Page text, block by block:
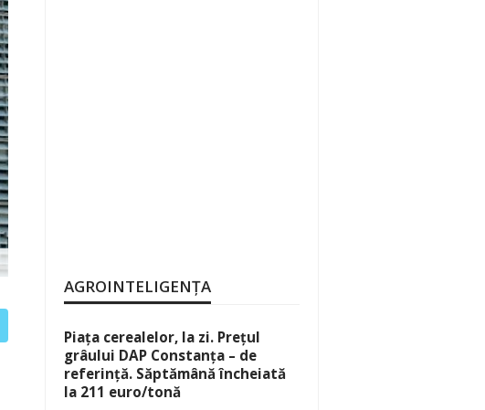
AGROINTELIGENȚA
Piața cerealelor, la zi. Prețul
grâului DAP Constanța – de
referință. Săptămână încheiată
la 211 euro/tonă